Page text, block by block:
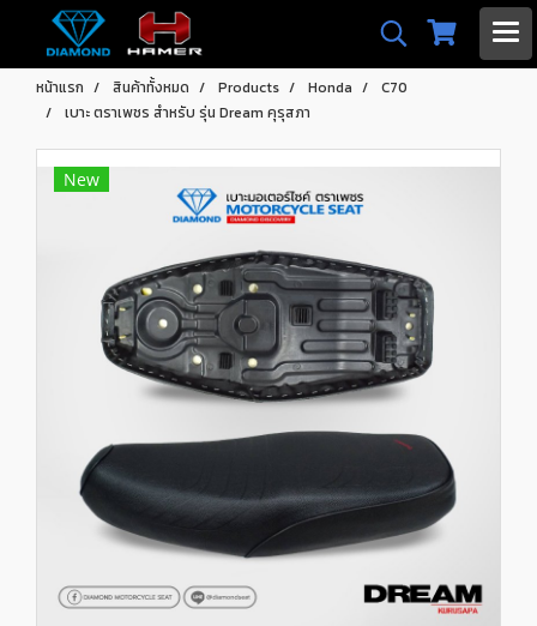
หน้าแรก สินค้าทั้งหมด Products Honda
C70
เบาะ ตราเพชร สำหรับ รุ่น Dream คุรุสภา
New